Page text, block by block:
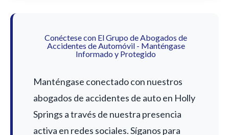
Conéctese con El Grupo de Abogados de
Accidentes de Automóvil - Manténgase
Informado y Protegido
Manténgase conectado con nuestros
abogados de accidentes de auto en Holly
Springs a través de nuestra presencia
activa en redes sociales. Síganos para